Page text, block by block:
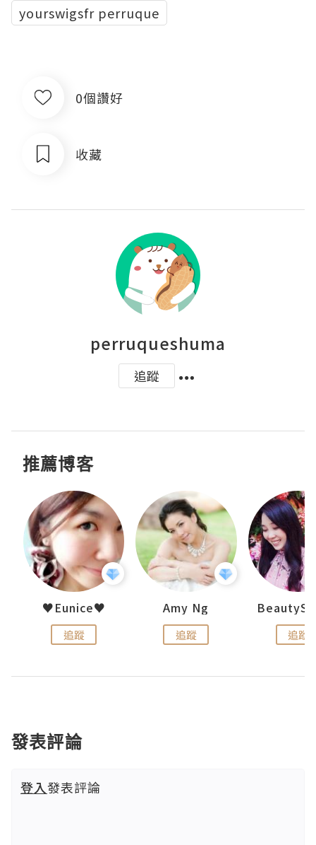
yourswigsfr perruque
0個讚好
收藏
perruqueshuma
追蹤
推薦博客
♥Eunice♥
追蹤
Amy Ng
追蹤 追蹤
發表評論
登入發表評論